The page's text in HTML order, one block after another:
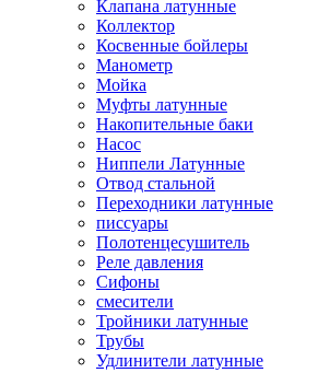
Клапана латунные
Коллектор
Косвенные бойлеры
Манометр
Мойка
Муфты латунные
Накопительные баки
Насос
Ниппели Латунные
Отвод стальной
Переходники латунные
писсуары
Полотенцесушитель
Реле давления
Сифоны
смесители
Тройники латунные
Трубы
Удлинители латунные